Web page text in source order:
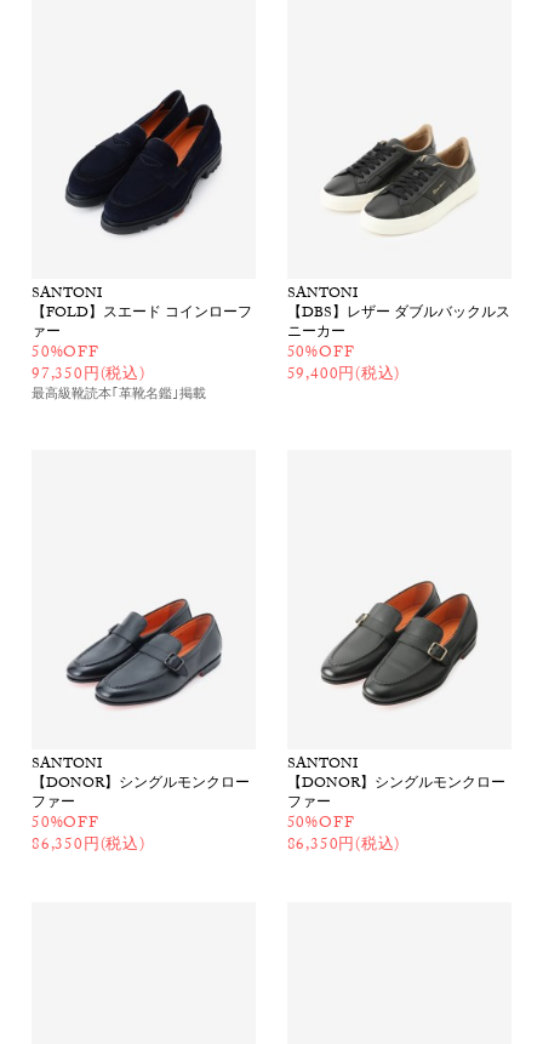
SANTONI
【FOLD】スエード コインローフ
ァー
50%OFF
97,350円(税込)
最高級靴読本｢革靴名鑑｣掲載
SANTONI
【DBS】レザー ダブルバックルス
ニーカー
50%OFF
59,400円(税込)
SANTONI
【DONOR】シングルモンクロー
ファー
50%OFF
86,350円(税込)
SANTONI
【DONOR】シングルモンクロー
ファー
50%OFF
86,350円(税込)